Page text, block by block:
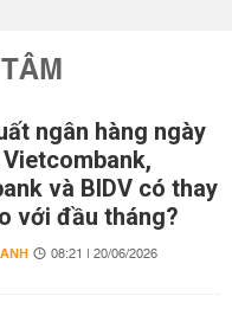
ngân hàng ngày
và BIDV có thay
với đầu tháng?
08:21 | 20/06/2026